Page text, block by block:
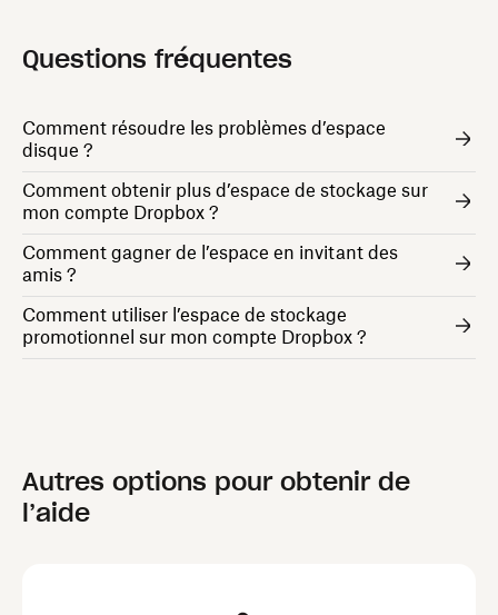
Questions fréquentes
Comment résoudre les problèmes d’espace
disque ?
Comment obtenir plus d’espace de stockage sur
mon compte Dropbox ?
Comment gagner de l’espace en invitant des
amis ?
Comment utiliser l’espace de stockage
promotionnel sur mon compte Dropbox ?
Autres options pour obtenir de
l’aide